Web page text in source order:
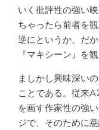
いく批評性の強い
ちゃったら前者を
逆にというか、だ
『マキシーン』を
ましかし興味深い
ことである。従来
を画す作家性の強
ジで、そのために